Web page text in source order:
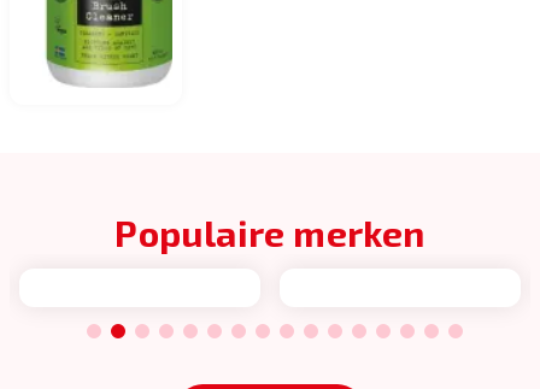
Populaire merken
1 2 3 4 5 6 7 8 9 10 11 12 13 14 15 16